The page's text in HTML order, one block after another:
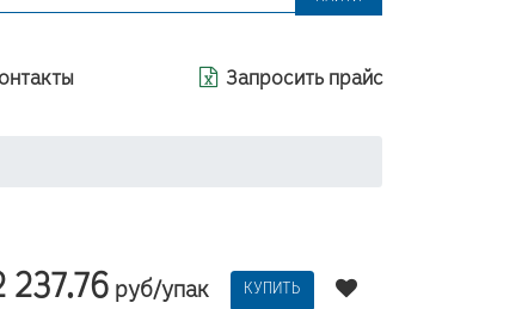
Запросить прайс
237.76руб/упак КУПИТЬ